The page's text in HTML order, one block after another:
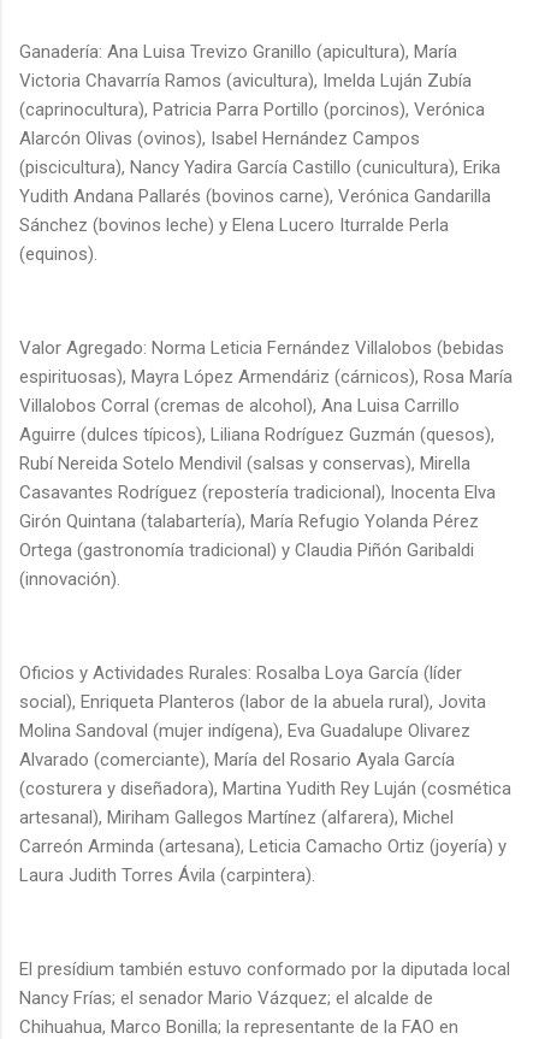
Ganadería: Ana Luisa Trevizo Granillo (apicultura), María
Victoria Chavarría Ramos (avicultura), Imelda Luján Zubía
(caprinocultura), Patricia Parra Portillo (porcinos), Verónica
Alarcón Olivas (ovinos), Isabel Hernández Campos
(piscicultura), Nancy Yadira García Castillo (cunicultura), Erika
Yudith Andana Pallarés (bovinos carne), Verónica Gandarilla
Sánchez (bovinos leche) y Elena Lucero Iturralde Perla
(equinos).
Valor Agregado: Norma Leticia Fernández Villalobos (bebidas
espirituosas), Mayra López Armendáriz (cárnicos), Rosa María
Villalobos Corral (cremas de alcohol), Ana Luisa Carrillo
Aguirre (dulces típicos), Liliana Rodríguez Guzmán (quesos),
Rubí Nereida Sotelo Mendivil (salsas y conservas), Mirella
Casavantes Rodríguez (repostería tradicional), Inocenta Elva
Girón Quintana (talabartería), María Refugio Yolanda Pérez
Ortega (gastronomía tradicional) y Claudia Piñón Garibaldi
(innovación).
Oficios y Actividades Rurales: Rosalba Loya García (líder
social), Enriqueta Planteros (labor de la abuela rural), Jovita
Molina Sandoval (mujer indígena), Eva Guadalupe Olivarez
Alvarado (comerciante), María del Rosario Ayala García
(costurera y diseñadora), Martina Yudith Rey Luján (cosmética
artesanal), Miriham Gallegos Martínez (alfarera), Michel
Carreón Arminda (artesana), Leticia Camacho Ortiz (joyería) y
Laura Judith Torres Ávila (carpintera).
El presídium también estuvo conformado por la diputada local
Nancy Frías; el senador Mario Vázquez; el alcalde de
Chihuahua, Marco Bonilla; la representante de la FAO en